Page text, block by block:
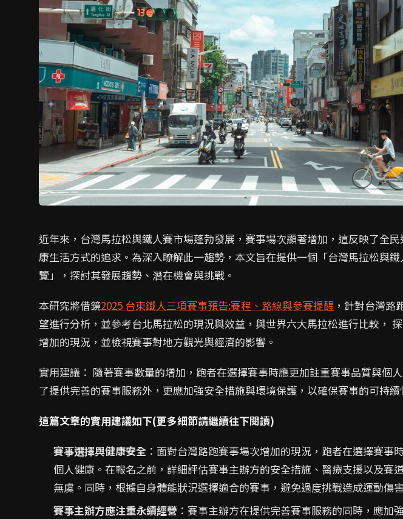
近年來，台灣馬拉松與鐵人賽市場蓬勃發展，賽事場次顯著增加，這反映了全
康生活方式的追求。為深入瞭解此一趨勢，本文旨在提供一個「台灣馬拉松與
覽」，探討其發展趨勢、潛在機會與挑戰。
本研究將借鏡2025 台東鐵人三項賽事預告:賽程、路線與參賽提醒 ，針對台灣路
望進行分析，並參考台北馬拉松的現況與效益，與世界六大馬拉松進行比較，
增加的現況，並檢視賽事對地方觀光與經濟的影響。
實用建議： 隨著賽事數量的增加，跑者在選擇賽事時應更加註重賽事品質與個
了提供完善的賽事服務外，更應加強安全措施與環境保護，以確保賽事的可持續
這篇文章的實用建議如下(更多細節請繼續往下閱讀)
賽事選擇與健康安全 ：面對台灣路跑賽事場次增加的現況，跑者在選擇賽事
個人健康。在報名之前，詳細評估賽事主辦方的安全措施、醫療支援以及賽
無虞。同時，根據自身體能狀況選擇適合的賽事，避免過度挑戰造成運動傷
賽事主辦方應注重永續經營 ：賽事主辦方在提供完善賽事服務的同時，應加